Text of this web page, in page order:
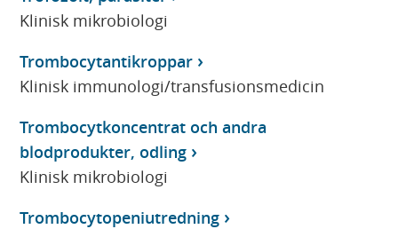
Klinisk mikrobiologi
Trombocytantikroppar
Klinisk immunologi/transfusionsmedicin
Trombocytkoncentrat och andra
blodprodukter, odling
Klinisk mikrobiologi
Trombocytopeniutredning